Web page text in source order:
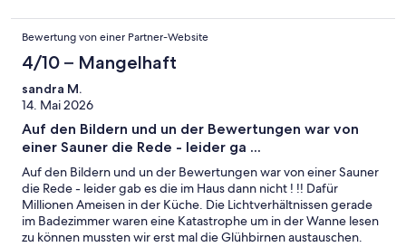
Bewertung von einer Partner-Website
4/10 – Mangelhaft
sandra M.
14. Mai 2026
Auf den Bildern und un der Bewertungen war von
einer Sauner die Rede - leider ga ...
Auf den Bildern und un der Bewertungen war von einer Sauner
die Rede - leider gab es die im Haus dann nicht ! !! Dafür
Millionen Ameisen in der Küche. Die Lichtverhältnissen gerade
im Badezimmer waren eine Katastrophe um in der Wanne lesen
zu können mussten wir erst mal die Glühbirnen austauschen.